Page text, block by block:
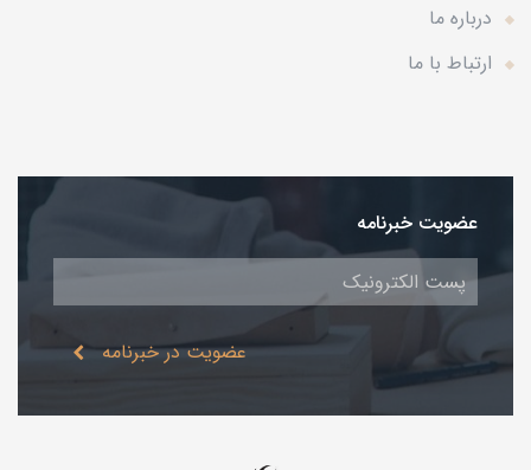
درباره ما
ارتباط با ما
عضویت خبرنامه
عضویت در خبرنامه